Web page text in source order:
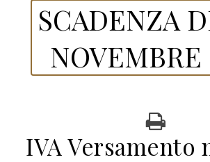
SCADENZA
NOVEMBRE
IVA Versamento